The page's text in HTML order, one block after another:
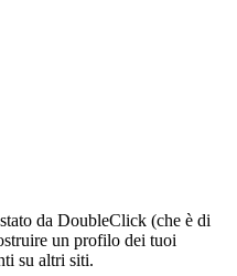
da DoubleClick (che è di
un profilo dei tuoi
su altri siti.